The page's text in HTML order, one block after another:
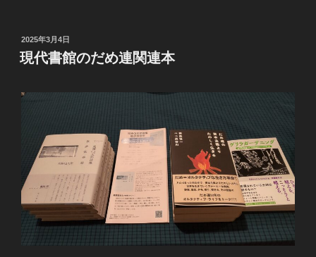
投
稿
日:
2025年3月4日
現代書館のだめ連関連本